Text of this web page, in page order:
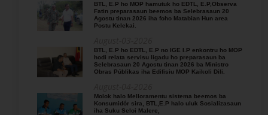
BTL, E.P ho MOP hamutuk ho EDTL, E.P,Observa
Fatin preparasaun beemos ba Selebrasaun 20
Agostu tinan 2026 iha foho Matabian Hun area
Postu Kelekai.
BTL, E.P ho EDTL, E.P no IGE I.P enkontru ho MOP
hodi relata servisu ligadu ho preparasaun ba
Selebrasaun 20 Agostu tinan 2026 ba Ministro
Obras Públikas iha Edifisiu MOP Kaikoli Dili.
Molok halo Melloramentu sistema beemos ba
Konsumidór sira, BTL,E.P halo uluk Sosializasaun
iha Suku Seloi Malere,